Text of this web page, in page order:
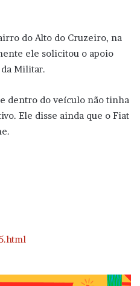
do Alto do Cruzeiro, na
ele solicitou o apoio
Militar.
dentro do veículo não tinha
Ele disse ainda que o Fiat